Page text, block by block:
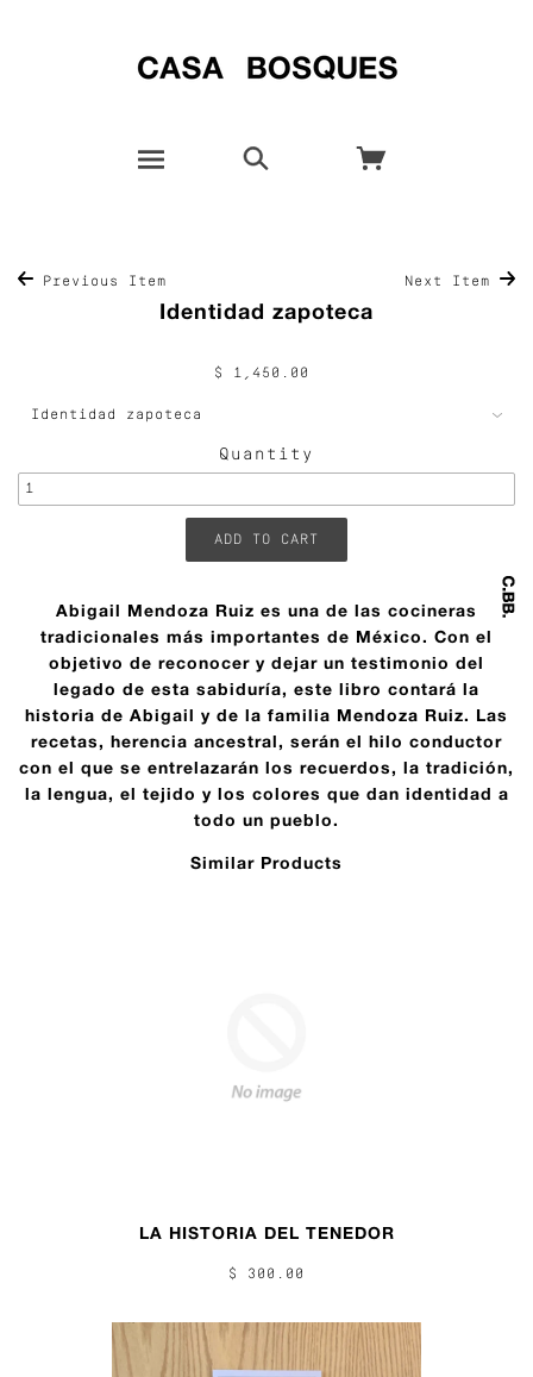
Previous Item Next Item
Identidad zapoteca
$ 1,450.00
Quantity
Abigail Mendoza Ruiz es una de las cocineras
tradicionales más importantes de México. Con el
objetivo de reconocer y dejar un testimonio del
legado de esta sabiduría, este libro contará la
historia de Abigail y de la familia Mendoza Ruiz. Las
recetas, herencia ancestral, serán el hilo conductor
con el que se entrelazarán los recuerdos, la tradición,
la lengua, el tejido y los colores que dan identidad a
todo un pueblo.
Similar Products
LA HISTORIA DEL TENEDOR
$ 300.00